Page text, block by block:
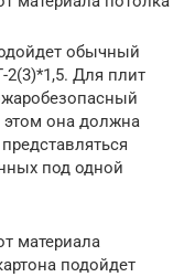
обычный
Для плит
этом она должна
под одной
материала
подойдет